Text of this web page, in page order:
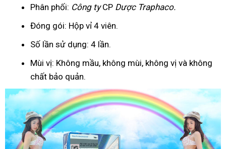
Phân phối: Công tyCP Dược Traphaco.
Đóng gói: Hộp vỉ 4 viên.
Số lần sử dụng: 4 lần.
Mùi vị: Không mầu, không mùi, không vị và không
chất bảo quản.